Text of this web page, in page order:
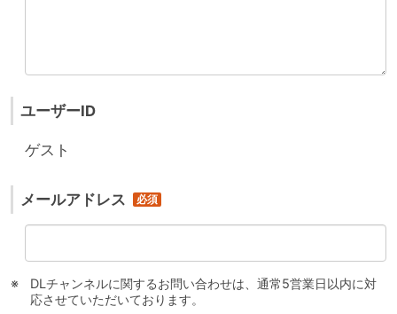
ユーザーID
ゲスト
メールアドレス
DLチャンネルに関するお問い合わせは、通常5営業日以内に対
応させていただいております。